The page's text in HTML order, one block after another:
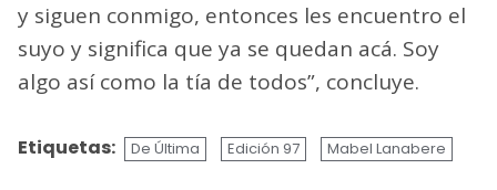
y siguen conmigo, entonces les encuentro el
suyo y significa que ya se quedan acá. Soy
algo así como la tía de todos”, concluye.
Etiquetas: De Última Edición 97 Mabel Lanabere